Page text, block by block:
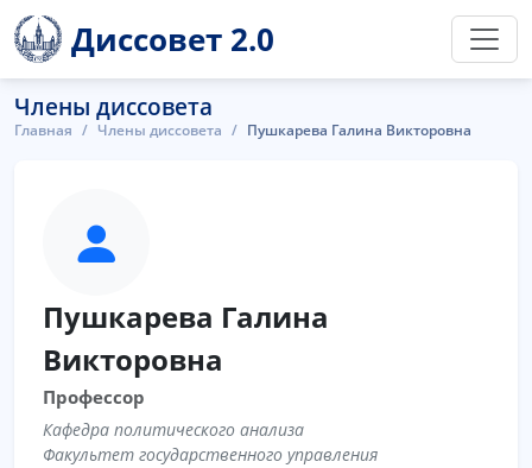
Диссовет 2.0
Члены диссовета
Главная Члены диссовета Пушкарева Галина Викторовна
Пушкарева Галина
Викторовна
Профессор
Кафедра политического анализа
Факультет государственного управления